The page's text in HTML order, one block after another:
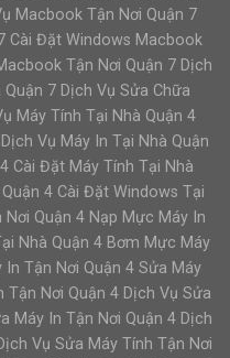
Macbook Tận Nơi Quận 7
Cài Đặt Windows Macbook
Tận Nơi Quận 7 Dịch
7 Dịch Vụ Sửa Chữa
Máy Tính Tại Nhà Quận 4
Vụ Máy In Tại Nhà Quận
Cài Đặt Máy Tính Tại Nhà
4 Cài Đặt Windows Tại
Quận 4 Nạp Mực Máy In
Nhà Quận 4 Bơm Mực Máy
In Tận Nơi Quận 4 Sửa Máy
Tận Nơi Quận 4 Dịch Vụ Sửa
Máy In Tận Nơi Quận 4 Dịch
Vụ Sửa Máy Tính Tận Nơi